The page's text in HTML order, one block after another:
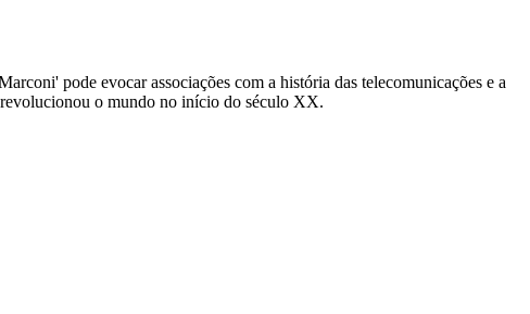
pode evocar associações com a história das telecomunicações e a
o mundo no início do século XX.